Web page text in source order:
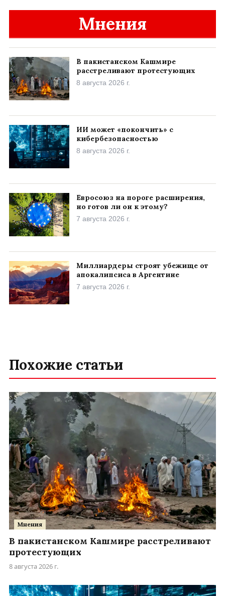
Мнения
В пакистанском Кашмире
расстреливают протестующих
8 августа 2026 г.
ИИ может «покончить» с
кибербезопасностью
8 августа 2026 г.
Евросоюз на пороге расширения,
но готов ли он к этому?
7 августа 2026 г.
Миллиардеры строят убежище от
апокалипсиса в Аргентине
7 августа 2026 г.
Похожие статьи
Мнения
В пакистанском Кашмире расстреливают
протестующих
8 августа 2026 г.